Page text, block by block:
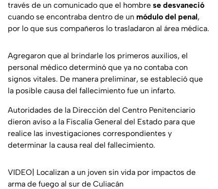
través de un comunicado que el hombre se desvaneció
cuando se encontraba dentro de un módulo del penal,
por lo que sus compañeros lo trasladaron al área médica.
Agregaron que al brindarle los primeros auxilios, el
personal médico determinó que ya no contaba con
signos vitales. De manera preliminar, se estableció que
la posible causa del fallecimiento fue un infarto.
Autoridades de la Dirección del Centro Penitenciario
dieron aviso a la Fiscalía General del Estado para que
realice las investigaciones correspondientes y
determinar la causa real del fallecimiento.
VIDEO| Localizan a un joven sin vida por impactos de
arma de fuego al sur de Culiacán